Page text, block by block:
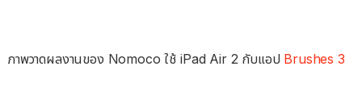
ภาพวาดผลงานของ Nomoco ใช้ iPad Air 2 กับแอป Brushes 3